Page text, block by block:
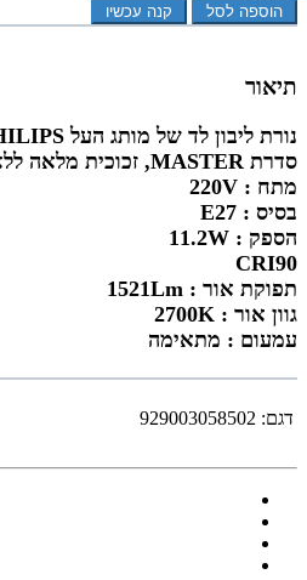
הוספה לסל קנה עכשיו
תיאור
נורת ליבון לד של מותג העל PHILIPS
סדרת MASTER, זכוכית מלאה ללא בסיס פלסטיק
מתח : 220V
בסיס : E27
הספק : 11.2W
CRI90
תפוקת אור : 1521Lm
גוון אור : 2700K
עמעום : מתאימה
דגם: 929003058502